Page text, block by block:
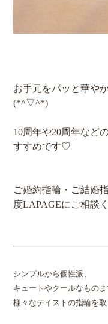
お手元をパッと華や
(*^▽^*)
10周年や20周年など
すすめです♡
ご婚約指輪・ご結婚
度LAPAGEにご相談
シンプルから個性派、
キュートやクールなもの
様々なテイストの指輪を取